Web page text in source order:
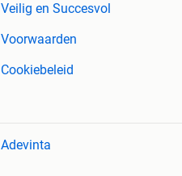
Veilig en Succesvol
Voorwaarden
Cookiebeleid
Adevinta